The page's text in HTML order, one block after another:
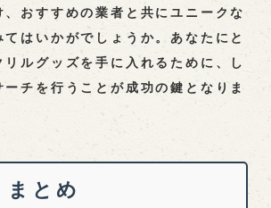
、おすすめの業者と共にユニークな
はいかがでしょうか。あなたにと
リルグッズを手に入れるために、し
ーチを行うことが成功の鍵となりま
とめ